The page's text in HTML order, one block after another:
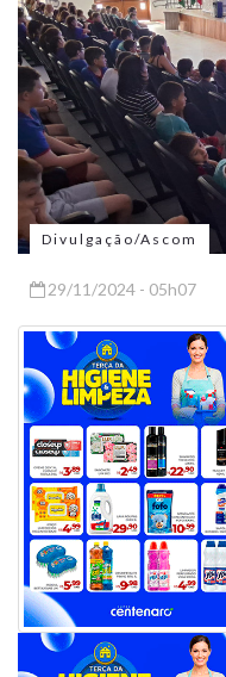
Divulgação/Ascom
29/11/2024 - 05h07